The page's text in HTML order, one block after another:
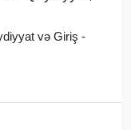
və Giriş -